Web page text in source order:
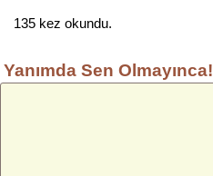
135 kez okundu.
Yanımda Sen Olmayınca!